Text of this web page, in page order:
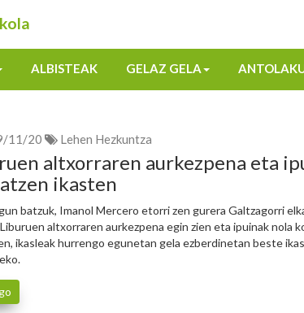
ALBISTEAK GELAZ GELA
11/20 Lehen Hezkuntza
altxorraren aurkezpena eta
ikasten
batzuk, Imanol Mercero etorri zen gurera Galtzagorri
altxorraren aurkezpena egin zien eta ipuinak nola
ikasleak hurrengo egunetan gela ezberdinetan beste